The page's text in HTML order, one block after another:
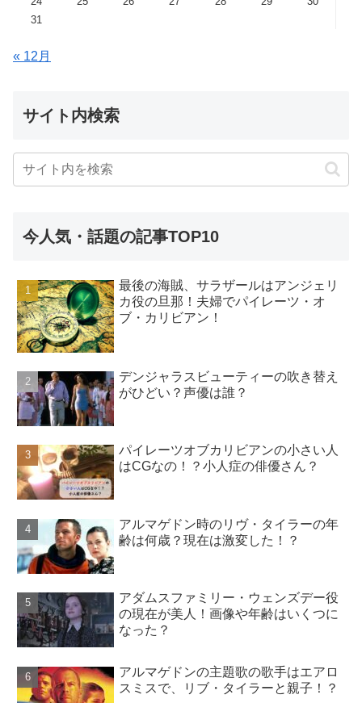
31
« 12月
サイト内検索
今人気・話題の記事TOP10
最後の海賊、サラザールはアンジェリ
カ役の旦那！夫婦でパイレーツ・オ
ブ・カリビアン！
デンジャラスビューティーの吹き替え
がひどい？声優は誰？
パイレーツオブカリビアンの小さい人
はCGなの！？小人症の俳優さん？
アルマゲドン時のリヴ・タイラーの年
齢は何歳？現在は激変した！？
アダムスファミリー・ウェンズデー役
の現在が美人！画像や年齢はいくつに
なった？
アルマゲドンの主題歌の歌手はエアロ
スミスで、リブ・タイラーと親子！？